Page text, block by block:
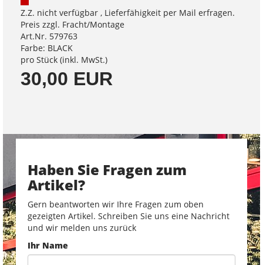
Z.Z. nicht verfügbar , Lieferfähigkeit per Mail erfragen.
Preis zzgl. Fracht/Montage
Art.Nr. 579763
Farbe: BLACK
pro Stück (inkl. MwSt.)
30,00 EUR
Haben Sie Fragen zum
Artikel?
Gern beantworten wir Ihre Fragen zum oben
gezeigten Artikel. Schreiben Sie uns eine Nachricht
und wir melden uns zurück
Ihr Name